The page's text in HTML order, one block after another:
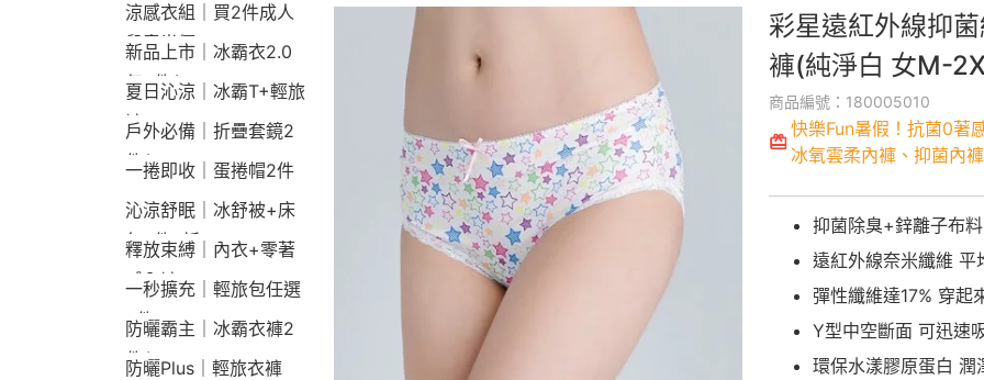
涼感衣組｜買2件成人
兒童半價
新品上市｜冰霸衣2.0
任2件$2290
夏日沁涼｜冰霸T+輕旅
褲
戶外必備｜折疊套鏡2
件$1790
一捲即收｜蛋捲帽2件
1790
沁涼舒眠｜冰舒被+床
包2件9折
釋放束縛｜內衣+零著
感內褲
一秒擴充｜輕旅包任選
2件2190
防曬霸主｜冰霸衣褲2
件$1790
防曬Plus｜輕旅衣褲
彩星遠紅外線抑
褲(純淨白 女M-
商品編號：180005010
快樂Fun暑假！抗菌0著
冰氧雲柔內褲、抑菌內
抑菌除臭+鋅離子布
遠紅外線奈米纖維
彈性纖維達17% 穿起
Y型中空斷面 可迅速
環保水漾膠原蛋白 潤